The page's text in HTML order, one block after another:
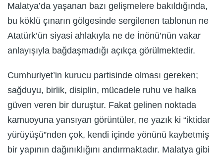
Malatya’da yaşanan bazı gelişmelere bakıldığında,
bu köklü çınarın gölgesinde sergilenen tablonun ne
Atatürk’ün siyasi ahlakıyla ne de İnönü’nün vakar
anlayışıyla bağdaşmadığı açıkça görülmektedir.
Cumhuriyet’in kurucu partisinde olması gereken;
sağduyu, birlik, disiplin, mücadele ruhu ve halka
güven veren bir duruştur. Fakat gelinen noktada
kamuoyuna yansıyan görüntüler, ne yazık ki “iktidar
yürüyüşü”nden çok, kendi içinde yönünü kaybetmiş
bir yapının dağınıklığını andırmaktadır. Malatya gibi